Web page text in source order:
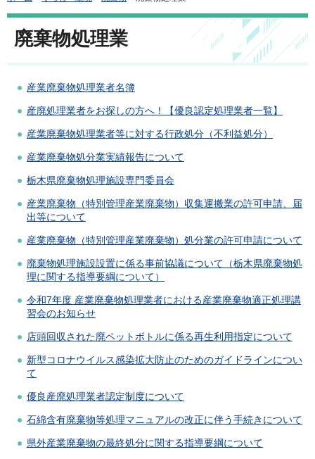
廃棄物処理業
産業廃棄物処理業者名簿
産廃処理業者をお探しの方へ！【優良認定処理業者一覧】
産業廃棄物処理業者等に対する行政処分（不利益処分）
産業廃棄物処分業実績報告について
栃木県廃棄物処理施設専門委員会
産業廃棄物（特別管理産業廃棄物）収集運搬業の許可申請、届
出等について
産業廃棄物（特別管理産業廃棄物）処分業の許可申請について
廃棄物処理施設設置に係る事前協議について（栃木県廃棄物処
理に関する指導要綱について）
令和7年度 産業廃棄物処理業者における産業廃棄物適正処理講
習会のお知らせ
店頭回収された廃ペットボトルに係る再生利用指定について
新型コロナウイルス感染拡大防止のためのガイドラインについ
て
優良産廃処理業者認定制度について
石綿含有廃棄物等処理マニュアルの改正に伴う手続きについて
県外産業廃棄物の最終処分に関する指導要綱について